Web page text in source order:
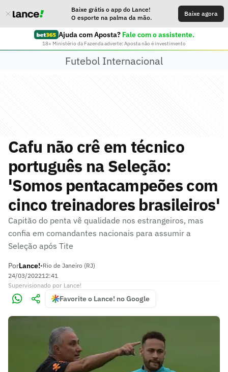
Baixe grátis o app do Lance!
O esporte na palma da mão.
Baixe agora
Ajuda com Aposta? Fale com o assistente.
18+ Ministério da Fazenda adverte: Aposta não é investimento
Futebol Internacional
Cafu não crê em técnico
português na Seleção:
'Somos pentacampeões com
cinco treinadores brasileiros'
Capitão do penta vê qualidade nos estrangeiros, mas
confia em comandantes nacionais para assumir a
Seleção após Tite
PorLance!•Rio de Janeiro (RJ)
24/03/202212:41
Supervisionado por Lance!
Favorite o Lance! no Google